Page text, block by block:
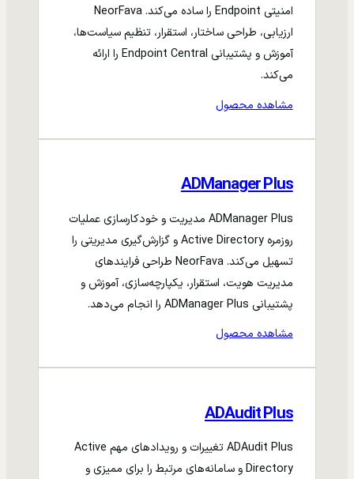
امنیتی Endpoint را ساده می‌کند. NeorFava
ارزیابی، طراحی ساختار، استقرار، تنظیم سیاست‌ها،
آموزش و پشتیبانی Endpoint Central را ارائه
می‌کند.
مشاهده محصول
ADManager Plus
ADManager Plus مدیریت و خودکارسازی عملیات
روزمره Active Directory و گزارش‌گیری مدیریتی را
تسهیل می‌کند. NeorFava طراحی فرایندهای
مدیریت هویت، استقرار، یکپارچه‌سازی، آموزش و
پشتیبانی ADManager Plus را انجام می‌دهد.
مشاهده محصول
ADAudit Plus
ADAudit Plus تغییرات و رویدادهای مهم Active
Directory و سامانه‌های مرتبط را برای ممیزی و